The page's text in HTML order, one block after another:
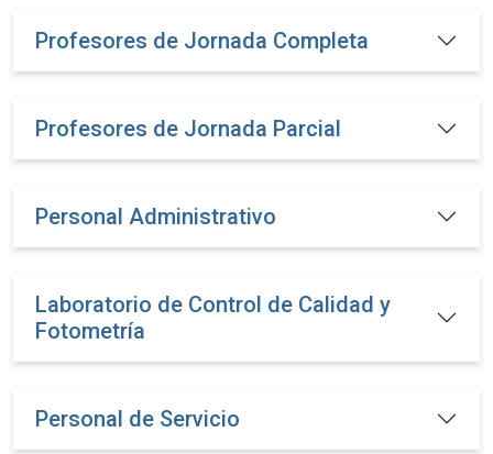
Profesores de Jornada Completa
Profesores de Jornada Parcial
Personal Administrativo
Laboratorio de Control de Calidad y
Fotometría
Personal de Servicio